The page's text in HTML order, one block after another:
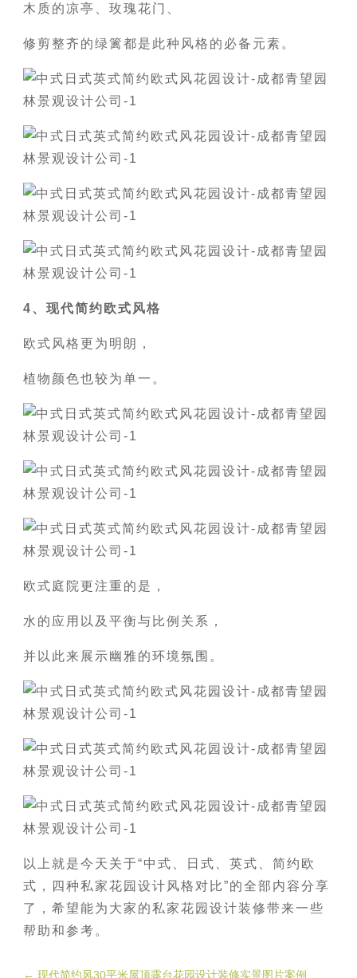
木质的凉亭、玫瑰花门、
修剪整齐的绿篱都是此种风格的必备元素。
4、现代简约欧式风格
欧式风格更为明朗，
植物颜色也较为单一。
欧式庭院更注重的是，
水的应用以及平衡与比例关系，
并以此来展示幽雅的环境氛围。
以上就是今天关于“中式、日式、英式、简约欧
式，四种私家花园设计风格对比”的全部内容分享
了，希望能为大家的私家花园设计装修带来一些
帮助和参考。
←现代简约风30平米屋顶露台花园设计装修实景图片案例